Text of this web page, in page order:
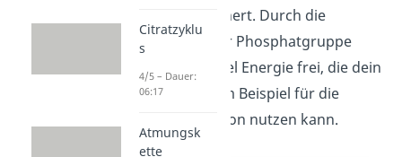
Energie gespeichert. Durch die
Abspaltung einer Phosphatgruppe
wird also sehr viel Energie frei, die dein
Körper dann zum Beispiel für die
Muskelkontraktion nutzen kann.
Citratzyklu
s
4/5 – Dauer:
06:17
Atmungsk
ette